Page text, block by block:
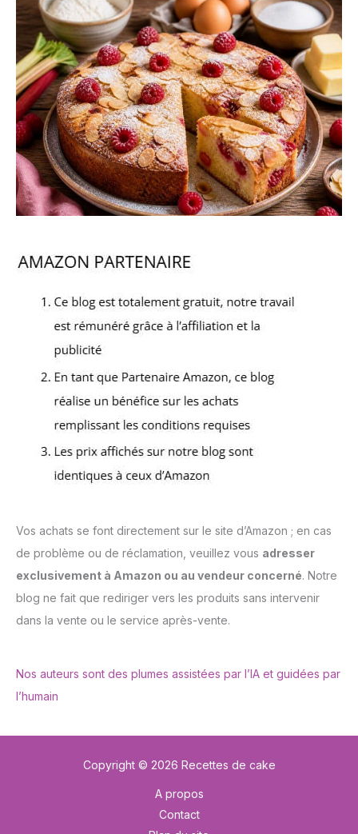
Vos achats se font directement sur le site d’Amazon ; en cas
de problème ou de réclamation, veuillez vous adresser
exclusivement à Amazon ou au vendeur concerné. Notre
blog ne fait que rediriger vers les produits sans intervenir
dans la vente ou le service après-vente.
Nos auteurs sont des plumes assistées par l’IA et guidées par
l’humain
Copyright © 2026 Recettes de cake
A propos
Contact